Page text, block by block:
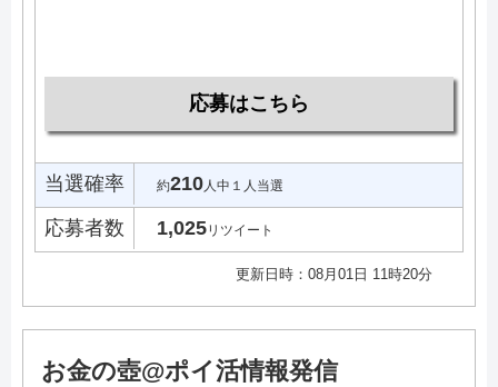
応募はこちら
当選確率 約210人中１人当選
応募者数 1,025リツイート
更新日時：08月01日 11時20分
お金の壺@ポイ活情報発信